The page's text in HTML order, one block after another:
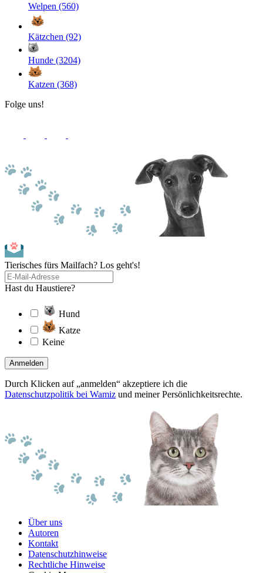
Welpen (560)
Kätzchen (92)
Hunde (3204)
Katzen (368)
Folge uns!
Tierisches fürs Mailfach? Los geht's!
Hast du Haustiere?
Hund
Katze
Keine
Anmelden
Durch Klicken auf „anmelden“ akzeptiere ich die
Datenschutzpolitik bei Wamiz und meiner Persönlichkeitsrechte.
Über uns
Autoren
Kontakt
Datenschutzhinweise
Rechtliche Hinweise